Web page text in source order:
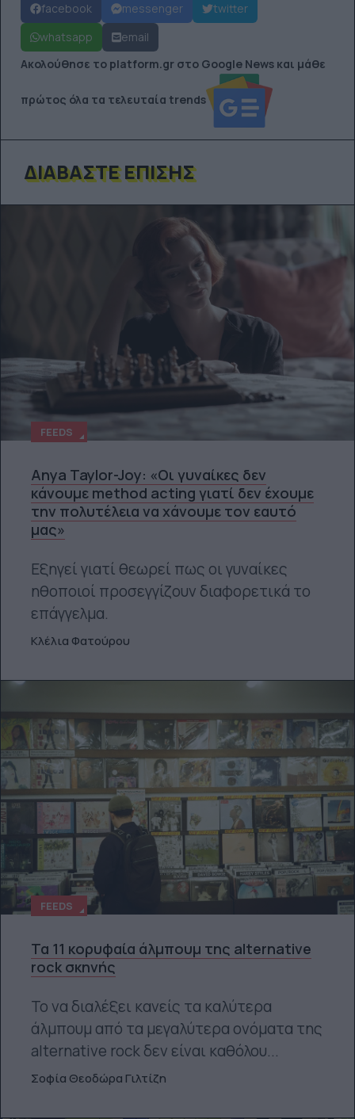
facebook messenger
twitter
whatsapp
email
Ακολούθησε το platform.gr στο Google News και μάθε
πρώτος όλα τα τελευταία trends
ΔΙΑΒΆΣΤΕ ΕΠΊΣΗΣ
FEEDS
Anya Taylor-Joy: «Οι γυναίκες δεν
κάνουμε method acting γιατί δεν έχουμε
την πολυτέλεια να χάνουμε τον εαυτό
μας»
Εξηγεί γιατί θεωρεί πως οι γυναίκες
ηθοποιοί προσεγγίζουν διαφορετικά το
επάγγελμα.
Κλέλια Φατούρου
FEEDS
Τα 11 κορυφαία άλμπουμ της alternative
rock σκηνής
Το να διαλέξει κανείς τα καλύτερα
άλμπουμ από τα μεγαλύτερα ονόματα της
alternative rock δεν είναι καθόλου...
Σοφία Θεοδώρα Γιλτίζη